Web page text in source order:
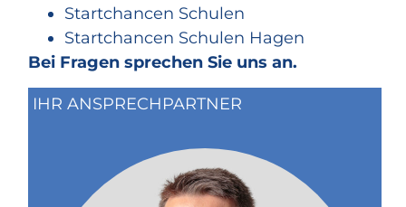
Startchancen Schulen
Startchancen Schulen Hagen
Bei Fragen sprechen Sie uns an.
IHR ANSPRECHPARTNER